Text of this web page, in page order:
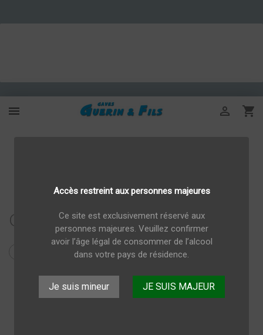
Accès restreint aux personnes majeures
Ce site est exclusivement réservé aux
personnes majeures. Veuillez confirmer
avoir l’âge légal de consommer de l’alcool
dans votre pays de résidence.
Je suis mineur JE SUIS MAJEUR
 

Champagne
Champagne Brut 75cl  Champagne Rosé 75cl